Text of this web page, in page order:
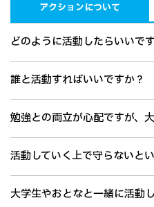
アクションについて
どのように活動したらいいで
誰と活動すればいいですか？
勉強との両立が心配ですが、
活動していく上で守らないと
大学生やおとなと一緒に活動